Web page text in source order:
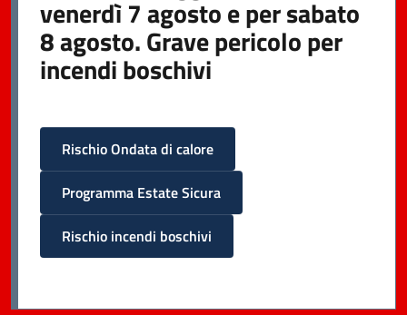
venerdì 7 agosto e per sabato
8 agosto. Grave pericolo per
incendi boschivi
Rischio Ondata di calore
Programma Estate Sicura
Rischio incendi boschivi